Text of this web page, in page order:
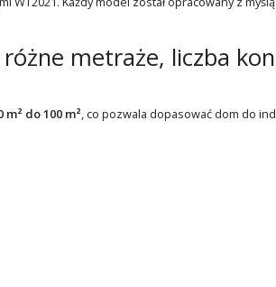
metraże, liczba
m² do 100 m², co pozwala dopasować dom do